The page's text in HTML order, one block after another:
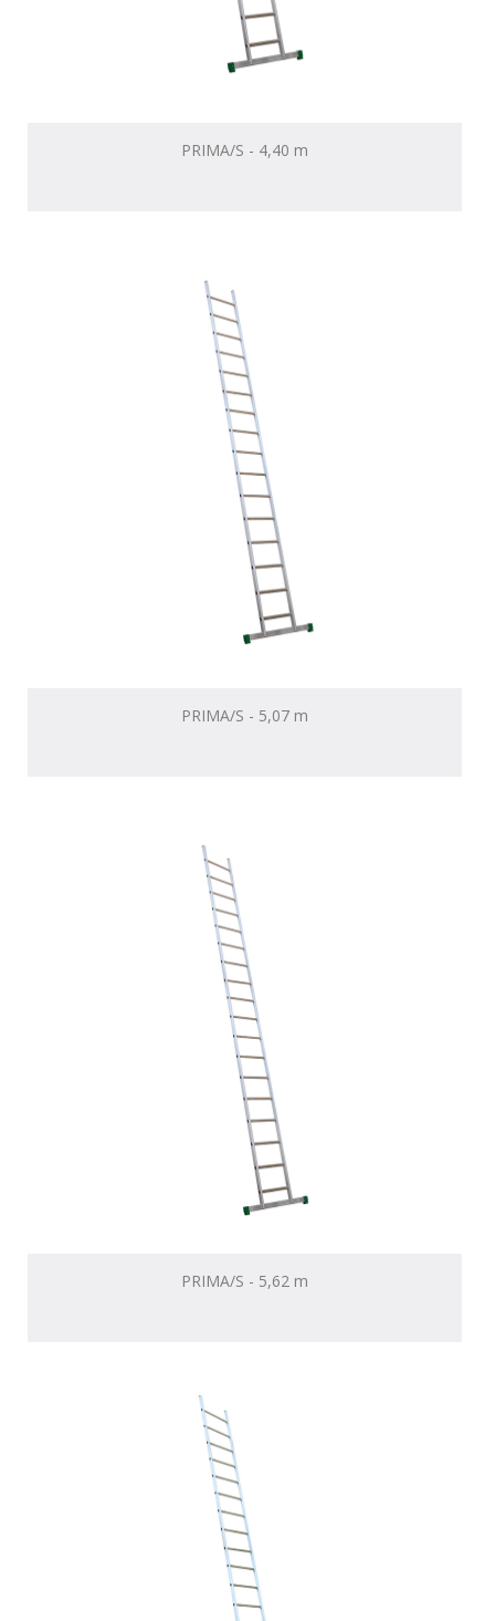
PRIMA/S - 4,40 m
PRIMA/S - 5,07 m
PRIMA/S - 5,62 m